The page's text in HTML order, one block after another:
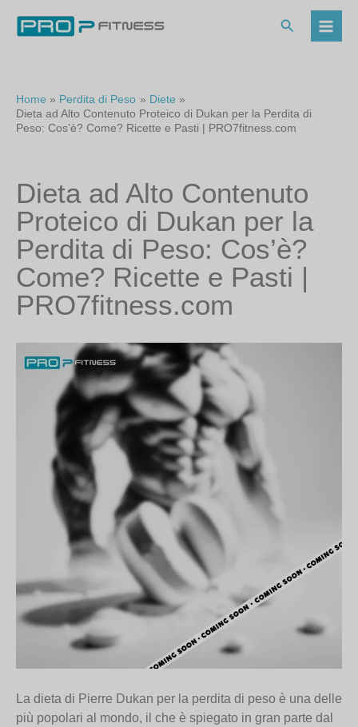
contenuto
Cerca
Home Perdita di Peso
Diete
Dieta ad Alto Contenuto Proteico di Dukan per la Perdita di
Peso: Cos’è? Come? Ricette e Pasti | PRO7fitness.com
Dieta ad Alto Contenuto
Proteico di Dukan per la
Perdita di Peso: Cos’è?
Come? Ricette e Pasti |
PRO7fitness.com
La dieta di Pierre Dukan per la perdita di peso è una delle
più popolari al mondo, il che è spiegato in gran parte dal